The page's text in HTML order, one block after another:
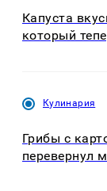
Капуста
который
Кулинария
Грибы с
перевернул